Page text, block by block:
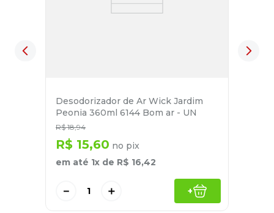
Desodorizador de Ar Wick Jardim
Peonia 360ml 6144 Bom ar - UN
R$ 18,94
R$ 15,60 no pix
em até 1x de R$ 16,42
＋
－ +